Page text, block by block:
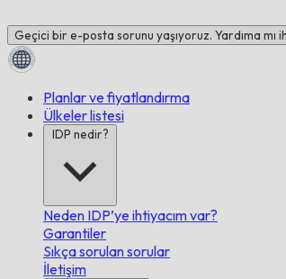
Geçici bir e-posta sorunu yaşıyoruz. Yardıma mı
Planlar ve fiyatlandırma
Ülkeler listesi
IDP nedir?
Neden IDP’ye ihtiyacım var?
Garantiler
Sıkça sorulan sorular
İletişim